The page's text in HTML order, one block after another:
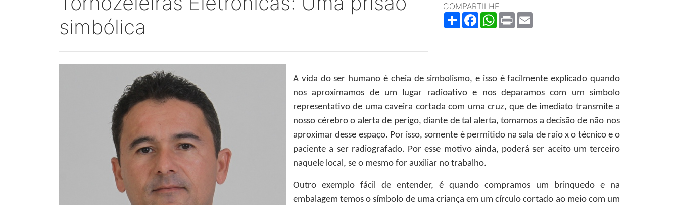
simbólica
COMPARTILHE
ShareFacebookWhatsApp
Print
A vida do ser humano é cheia de simbolismo, e isso é facilmente explicado quando
nos aproximamos de um lugar radioativo e nos deparamos com um símbolo
representativo de uma caveira cortada com uma cruz, que de imediato transmite a
nosso cérebro o alerta de perigo, diante de tal alerta, tomamos a decisão de não nos
aproximar desse espaço. Por isso, somente é permitido na sala de raio x o técnico e o
paciente a ser radiografado. Por esse motivo ainda, poderá ser aceito um terceiro
naquele local, se o mesmo for auxiliar no trabalho.
Outro exemplo fácil de entender, é quando compramos um brinquedo e na
embalagem temos o símbolo de uma criança em um círculo cortado ao meio com um